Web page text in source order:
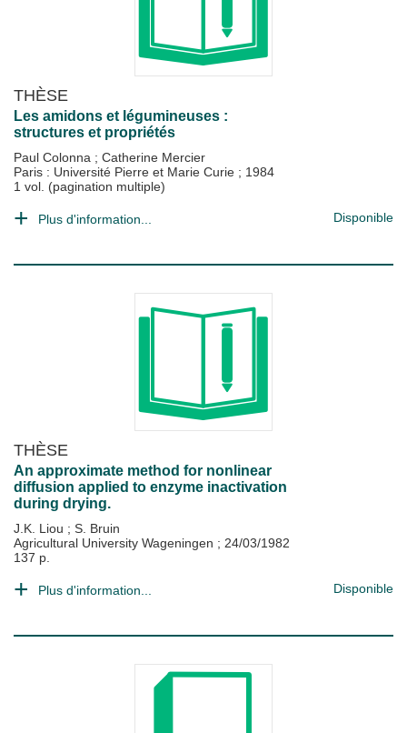
THÈSE
Les amidons et légumineuses :
structures et propriétés
Paul Colonna ; Catherine Mercier
Paris : Université Pierre et Marie Curie ; 1984
1 vol. (pagination multiple)
Plus d'information... Disponible
THÈSE
An approximate method for nonlinear
diffusion applied to enzyme inactivation
during drying.
J.K. Liou ; S. Bruin
Agricultural University Wageningen ; 24/03/1982
137 p.
Plus d'information... Disponible